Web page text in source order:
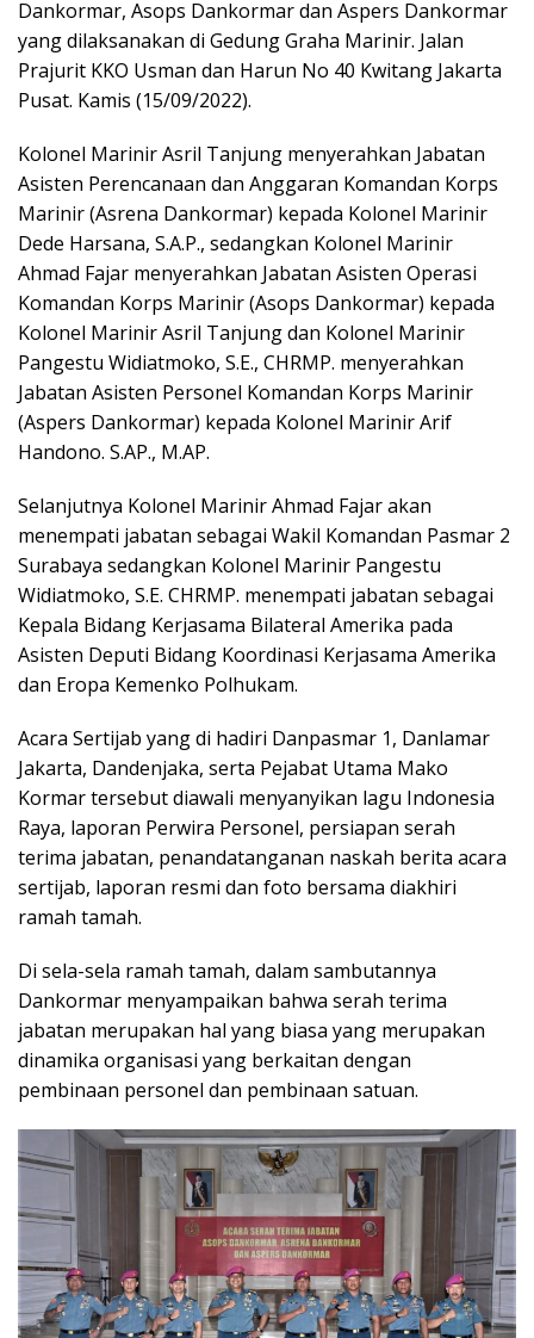
Dankormar, Asops Dankormar dan Aspers Dankormar
yang dilaksanakan di Gedung Graha Marinir. Jalan
Prajurit KKO Usman dan Harun No 40 Kwitang Jakarta
Pusat. Kamis (15/09/2022).
Kolonel Marinir Asril Tanjung menyerahkan Jabatan
Asisten Perencanaan dan Anggaran Komandan Korps
Marinir (Asrena Dankormar) kepada Kolonel Marinir
Dede Harsana, S.A.P., sedangkan Kolonel Marinir
Ahmad Fajar menyerahkan Jabatan Asisten Operasi
Komandan Korps Marinir (Asops Dankormar) kepada
Kolonel Marinir Asril Tanjung dan Kolonel Marinir
Pangestu Widiatmoko, S.E., CHRMP. menyerahkan
Jabatan Asisten Personel Komandan Korps Marinir
(Aspers Dankormar) kepada Kolonel Marinir Arif
Handono. S.AP., M.AP.
Selanjutnya Kolonel Marinir Ahmad Fajar akan
menempati jabatan sebagai Wakil Komandan Pasmar 2
Surabaya sedangkan Kolonel Marinir Pangestu
Widiatmoko, S.E. CHRMP. menempati jabatan sebagai
Kepala Bidang Kerjasama Bilateral Amerika pada
Asisten Deputi Bidang Koordinasi Kerjasama Amerika
dan Eropa Kemenko Polhukam.
Acara Sertijab yang di hadiri Danpasmar 1, Danlamar
Jakarta, Dandenjaka, serta Pejabat Utama Mako
Kormar tersebut diawali menyanyikan lagu Indonesia
Raya, laporan Perwira Personel, persiapan serah
terima jabatan, penandatanganan naskah berita acara
sertijab, laporan resmi dan foto bersama diakhiri
ramah tamah.
Di sela-sela ramah tamah, dalam sambutannya
Dankormar menyampaikan bahwa serah terima
jabatan merupakan hal yang biasa yang merupakan
dinamika organisasi yang berkaitan dengan
pembinaan personel dan pembinaan satuan.